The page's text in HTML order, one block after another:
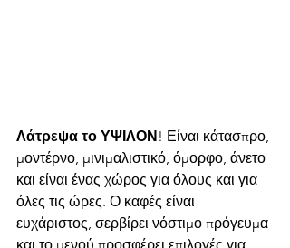
Λάτρεψα το ΥΨΙΛΟΝ! Είναι κάτασπρο,
μοντέρνο, μινιμαλιστικό, όμορφο, άνετο
και είναι ένας χώρος για όλους και για
όλες τις ώρες. Ο καφές είναι
ευχάριστος, σερβίρει νόστιμο πρόγευμα